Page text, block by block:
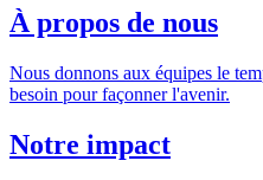
À propos de nous
Nous donnons aux équipes le
besoin pour façonner l'avenir.
Notre impact